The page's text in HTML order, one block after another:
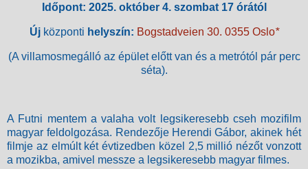
Időpont: 2025. október 4. szombat 17 órától
Új központi helyszín: Bogstadveien 30. 0355 Oslo*
(A villamosmegálló az épület előtt van és a metrótól pár perc
séta).
A Futni mentem a valaha volt legsikeresebb cseh mozifilm
magyar feldolgozása. Rendezője Herendi Gábor, akinek hét
filmje az elmúlt két évtizedben közel 2,5 millió nézőt vonzott
a mozikba, amivel messze a legsikeresebb magyar filmes.